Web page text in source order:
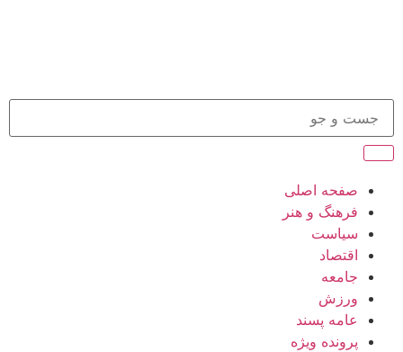
صفحه اصلی
فرهنگ و هنر
سیاست
اقتصاد
جامعه
ورزش
عامه پسند
پرونده ویژه